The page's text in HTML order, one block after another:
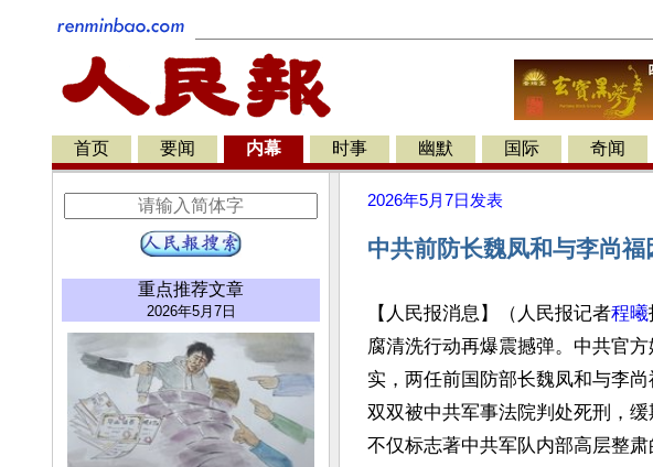
首页 要闻 内幕 时事 幽默 国际 奇闻
重点推荐文章
2026年5月7日
2026年5月7日 发表
中共前防长魏凤和与李尚
【人民报消息】（人民报记者程曦
腐清洗行动再爆震撼弹。中共官
实，两任前国防部长魏凤和与李尚
双双被中共军事法院判处死刑，缓
不仅标志著中共军队内部高层整